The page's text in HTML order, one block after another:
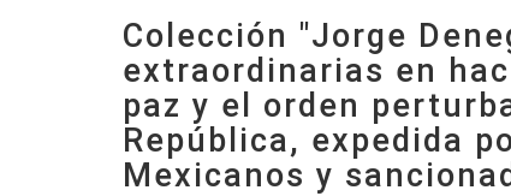
Colección "Jorge
extraordinarias en
paz y el orden
República, expedida
Mexicanos y